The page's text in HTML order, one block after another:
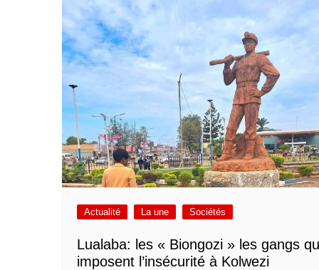
Actualité La une Sociétés
Lualaba: les « Biongozi » les gangs
imposent l’insécurité à Kolwezi